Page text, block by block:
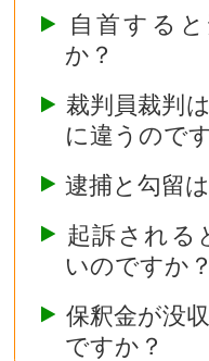
自首する
か？
裁判員裁判
に違うので
逮捕と勾留
起訴される
いのですか？
保釈金が没
ですか？